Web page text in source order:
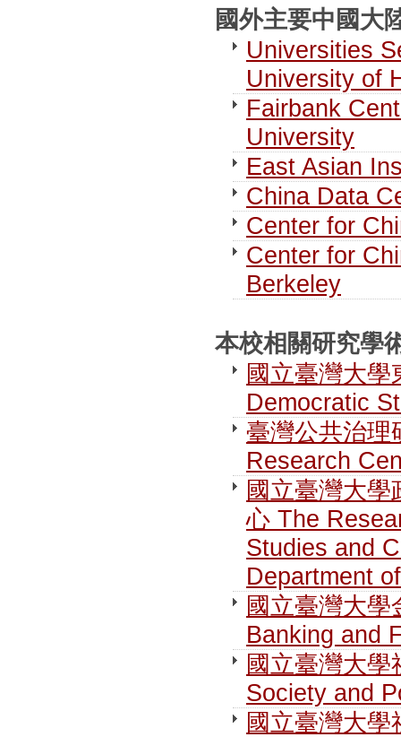
國外主要中國
Universities
University of
Fairbank
University
East Asian
China Data
Center for
Center for
Berkeley
本校相關研究
國立臺灣大
Democratic
臺灣公共治理
Research
國立臺灣大
心 The
Studies and
Department
國立臺灣大
Banking and
國立臺灣大
Society and
國立臺灣大